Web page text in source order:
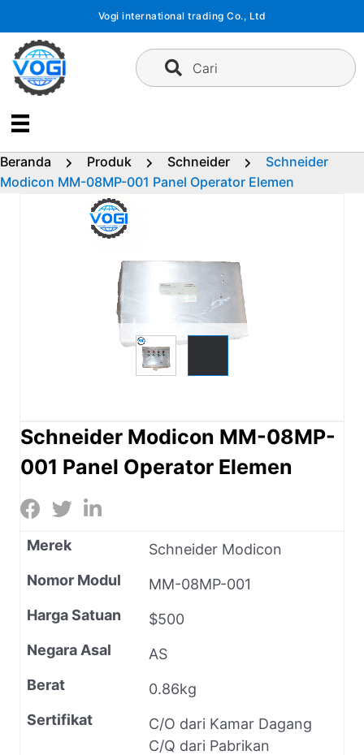
konten
Vogi international trading Co., Ltd
Cari
Beranda Produk Schneider
Schneider
Modicon MM-08MP-001 Panel Operator Elemen
Schneider Modicon MM-08MP-
001 Panel Operator Elemen
Merek
Schneider Modicon
Nomor Modul
MM-08MP-001
Harga Satuan
$500
Negara Asal
AS
Berat
0.86kg
Sertifikat
C/O dari Kamar Dagang
C/Q dari Pabrikan